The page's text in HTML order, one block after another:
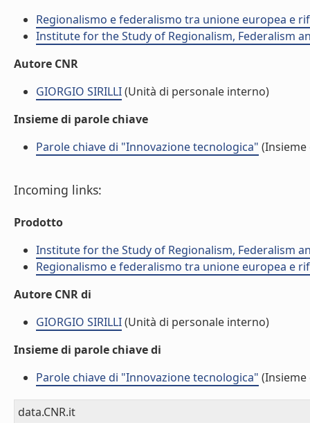
Regionalismo e federalismo tra unione europea e
Institute for the Study of Regionalism, Federalism
Autore CNR
GIORGIO SIRILLI(Unità di personale interno)
Insieme di parole chiave
Parole chiave di "Innovazione tecnologica" (Insieme
Incoming links:
Prodotto
Institute for the Study of Regionalism, Federalism
Regionalismo e federalismo tra unione europea e
Autore CNR di
GIORGIO SIRILLI(Unità di personale interno)
Insieme di parole chiave di
Parole chiave di "Innovazione tecnologica" (Insieme
data.CNR.it